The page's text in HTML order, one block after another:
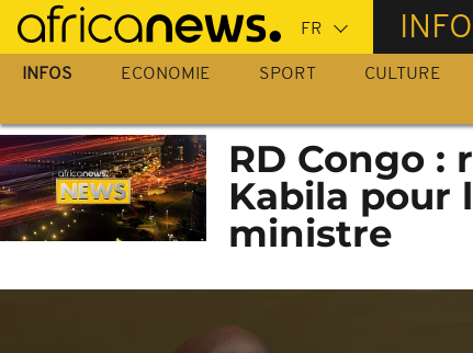
Passer
au
contenu
INFOS ECONOMIE SPORT CULTURE
RD Congo :
Kabila pour
ministre